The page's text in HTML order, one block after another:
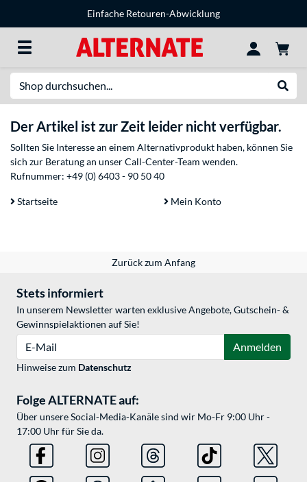
Einfache Retouren-Abwicklung
Der Artikel ist zur Zeit leider nicht verfügbar.
Sollten Sie Interesse an einem Alternativprodukt haben, können Sie
sich zur Beratung an unser Call-Center-Team wenden.
Rufnummer: +49 (0) 6403 - 90 50 40
Startseite Mein Konto
Zurück zum Anfang
Stets informiert
In unserem Newsletter warten exklusive Angebote, Gutschein- &
Gewinnspielaktionen auf Sie!
Anmelden
Hinweise zum Datenschutz
Folge ALTERNATE auf:
Über unsere Social-Media-Kanäle sind wir Mo-Fr 9:00 Uhr -
17:00 Uhr für Sie da.